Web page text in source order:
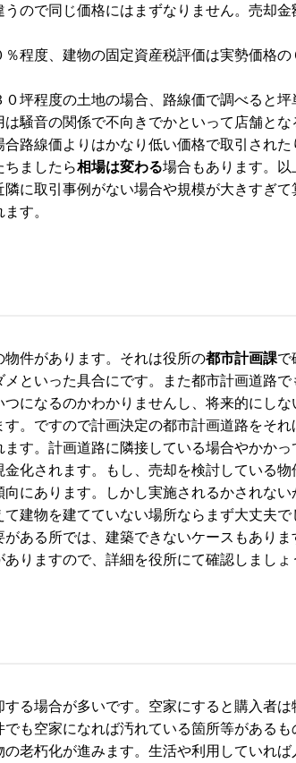
ので同じ価格にはまずなりません。売却
程度、建物の固定資産税評価は実勢価格の
坪程度の土地の場合、路線価で調べると
騒音の関係で不向きでかといって店舗と
路線価よりはかなり低い価格で取引された
ましたら相場は変わる場合もあります。
に取引事例がない場合や規模が大きすぎ
す。
物件があります。それは役所の都市計画課で
といった具合にです。また都市計画道路で
になるのかわかりませんし、将来的にし
。ですので計画決定の都市計画道路をそれ
す。計画道路に隣接している場合やかか
化されます。もし、売却を検討している
にあります。しかし実施されるかされな
建物を建てていない場所ならまず大丈夫
ある所では、建築できないケースもあり
りますので、詳細を役所にて確認しましょ
る場合が多いです。空家にすると購入者
も空家になれば汚れている箇所等があるも
老朽化が進みます。生活や利用していれ